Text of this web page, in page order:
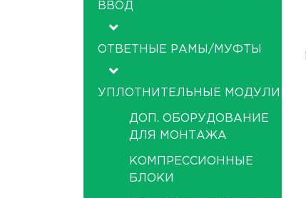
ВВОД
ОТВЕТНЫЕ РАМЫ/МУФТЫ
УПЛОТНИТЕЛЬНЫЕ МОДУЛИ
ДОП. ОБОРУДОВАНИЕ
ДЛЯ МОНТАЖА
КОМПРЕССИОННЫЕ
БЛОКИ